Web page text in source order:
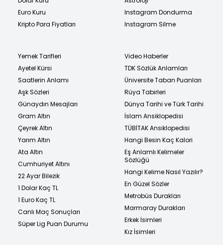
Euro Kuru
Kripto Para Fiyatları
Instagram Dondurma
Instagram Silme
Yemek Tarifleri
Ayetel Kürsi
Saatlerin Anlamı
Aşk Sözleri
Günaydın Mesajları
Gram Altın
Çeyrek Altın
Yarım Altın
Ata Altın
Cumhuriyet Altını
22 Ayar Bilezik
1 Dolar Kaç TL
1 Euro Kaç TL
Canlı Maç Sonuçları
Süper Lig Puan Durumu
Video Haberler
TDK Sözlük Anlamları
Üniversite Taban Puanları
Rüya Tabirleri
Dünya Tarihi ve Türk Tarihi
İslam Ansiklopedisi
TÜBİTAK Ansiklopedisi
Hangi Besin Kaç Kalori
Eş Anlamlı Kelimeler
Sözlüğü
Hangi Kelime Nasıl Yazılır?
En Güzel Sözler
Metrobüs Durakları
Marmaray Durakları
Erkek İsimleri
Kız İsimleri